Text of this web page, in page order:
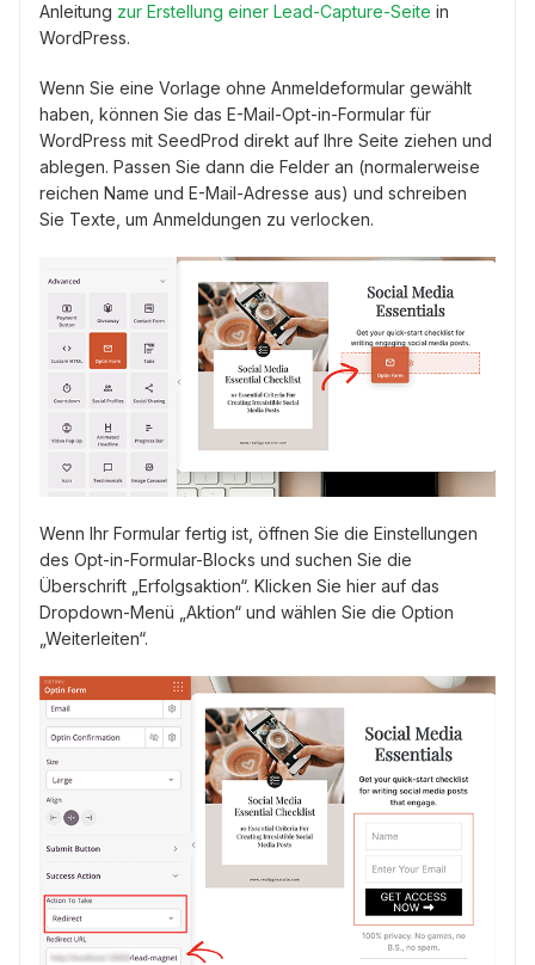
Anleitung zur Erstellung einer Lead-Capture-Seite in
WordPress.
Wenn Sie eine Vorlage ohne Anmeldeformular gewählt
haben, können Sie das E-Mail-Opt-in-Formular für
WordPress mit SeedProd direkt auf Ihre Seite ziehen und
ablegen. Passen Sie dann die Felder an (normalerweise
reichen Name und E-Mail-Adresse aus) und schreiben
Sie Texte, um Anmeldungen zu verlocken.
Wenn Ihr Formular fertig ist, öffnen Sie die Einstellungen
des Opt-in-Formular-Blocks und suchen Sie die
Überschrift „Erfolgsaktion“. Klicken Sie hier auf das
Dropdown-Menü „Aktion“ und wählen Sie die Option
„Weiterleiten“.